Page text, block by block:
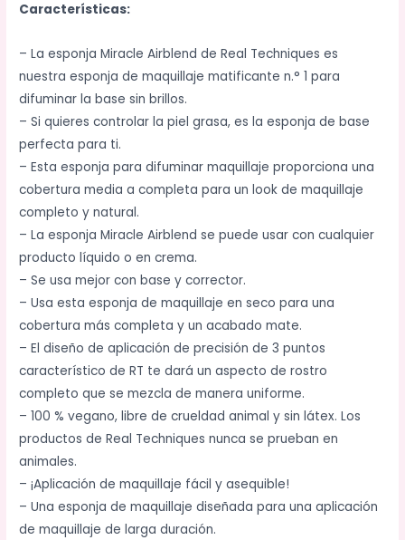
Características:
– La esponja Miracle Airblend de Real Techniques es
nuestra esponja de maquillaje matificante n.° 1 para
difuminar la base sin brillos.
– Si quieres controlar la piel grasa, es la esponja de base
perfecta para ti.
– Esta esponja para difuminar maquillaje proporciona una
cobertura media a completa para un look de maquillaje
completo y natural.
– La esponja Miracle Airblend se puede usar con cualquier
producto líquido o en crema.
– Se usa mejor con base y corrector.
– Usa esta esponja de maquillaje en seco para una
cobertura más completa y un acabado mate.
– El diseño de aplicación de precisión de 3 puntos
característico de RT te dará un aspecto de rostro
completo que se mezcla de manera uniforme.
– 100 % vegano, libre de crueldad animal y sin látex. Los
productos de Real Techniques nunca se prueban en
animales.
– ¡Aplicación de maquillaje fácil y asequible!
– Una esponja de maquillaje diseñada para una aplicación
de maquillaje de larga duración.